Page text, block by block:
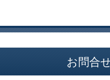
お問合